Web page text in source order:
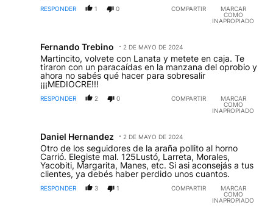
RESPONDER 1 0 COMPARTIR
MARCAR
COMO
INAPROPIADO
Fernando Trebino 2 DE MAYO DE 2024
Martincito, volvete con Lanata y metete en caja. Te
tiraron con un paracaídas en la manzana del oprobio y
ahora no sabés qué hacer para sobresalir
¡¡¡MEDIOCRE!!!
RESPONDER 2 0 COMPARTIR
MARCAR
COMO
INAPROPIADO
Daniel Hernandez 2 DE MAYO DE 2024
Otro de los seguidores de la araña pollito al horno
Carrió. Elegiste mal. 125Lustó, Larreta, Morales,
Yacobiti, Margarita, Manes, etc. Si asi aconsejás a tus
clientes, ya debés haber perdido unos cuantos.
RESPONDER 3 1 COMPARTIR
MARCAR
COMO
INAPROPIADO